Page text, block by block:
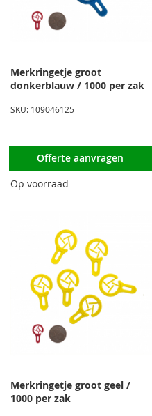
Merkringetje groot
donkerblauw / 1000 per zak
SKU: 109046125
Offerte aanvragen
Op voorraad
Merkringetje groot geel /
1000 per zak